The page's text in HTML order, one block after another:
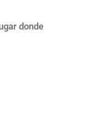
donde